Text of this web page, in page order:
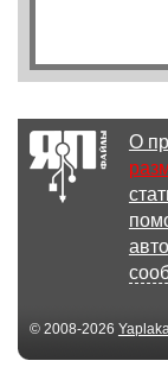
О
© 2008-2026